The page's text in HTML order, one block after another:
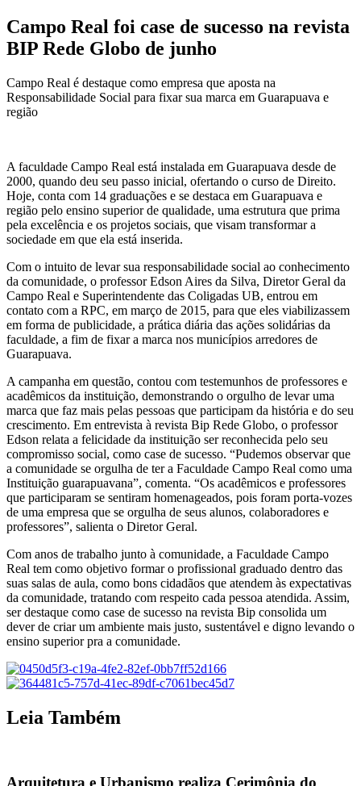
Campo Real foi case de sucesso na revista
BIP Rede Globo de junho
Campo Real é destaque como empresa que aposta na
Responsabilidade Social para fixar sua marca em Guarapuava e
região
A faculdade Campo Real está instalada em Guarapuava desde de
2000, quando deu seu passo inicial, ofertando o curso de Direito.
Hoje, conta com 14 graduações e se destaca em Guarapuava e
região pelo ensino superior de qualidade, uma estrutura que prima
pela excelência e os projetos sociais, que visam transformar a
sociedade em que ela está inserida.
Com o intuito de levar sua responsabilidade social ao conhecimento
da comunidade, o professor Edson Aires da Silva, Diretor Geral da
Campo Real e Superintendente das Coligadas UB, entrou em
contato com a RPC, em março de 2015, para que eles viabilizassem
em forma de publicidade, a prática diária das ações solidárias da
faculdade, a fim de fixar a marca nos municípios arredores de
Guarapuava.
A campanha em questão, contou com testemunhos de professores e
acadêmicos da instituição, demonstrando o orgulho de levar uma
marca que faz mais pelas pessoas que participam da história e do seu
crescimento. Em entrevista à revista Bip Rede Globo, o professor
Edson relata a felicidade da instituição ser reconhecida pelo seu
compromisso social, como case de sucesso. “Pudemos observar que
a comunidade se orgulha de ter a Faculdade Campo Real como uma
Instituição guarapuavana”, comenta. “Os acadêmicos e professores
que participaram se sentiram homenageados, pois foram porta-vozes
de uma empresa que se orgulha de seus alunos, colaboradores e
professores”, salienta o Diretor Geral.
Com anos de trabalho junto à comunidade, a Faculdade Campo
Real tem como objetivo formar o profissional graduado dentro das
suas salas de aula, como bons cidadãos que atendem às expectativas
da comunidade, tratando com respeito cada pessoa atendida. Assim,
ser destaque como case de sucesso na revista Bip consolida um
dever de criar um ambiente mais justo, sustentável e digno levando o
ensino superior pra a comunidade.
Leia Também
Arquitetura e Urbanismo realiza Cerimônia do